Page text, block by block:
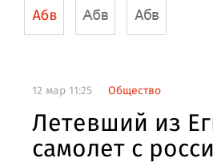
12 мар 11:25 Общество
Летевший из
самолет с